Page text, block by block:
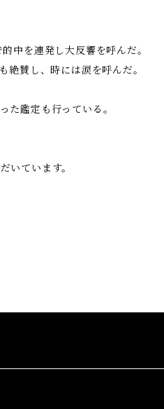
中を連発し大反響を呼んだ。
賛し、時には涙を呼んだ。
た鑑定も行っている。
いています。